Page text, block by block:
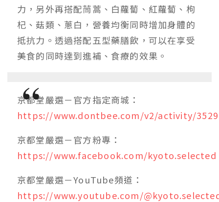
力，另外再搭配茼蒿、白蘿蔔、紅蘿蔔、枸
杞、菇類、蔥白，營養均衡同時增加身體的
抵抗力。透過搭配五型藥膳飲，可以在享受
美食的同時達到進補、食療的效果。
京都堂嚴選－官方指定商城：
https://www.dontbee.com/v2/activity/
京都堂嚴選－官方粉專：
https://www.facebook.com/kyoto.selected
京都堂嚴選－YouTube頻道：
https://www.youtube.com/